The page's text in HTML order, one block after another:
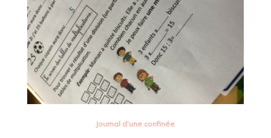
Journal d'une confinée